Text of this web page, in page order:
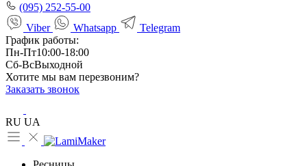
(095) 252-55-00
Viber
Whatsapp
Telegram
График работы:
Пн-Пт10:00-18:00
Сб-ВсВыходной
Хотите мы вам перезвоним?
Заказать звонок
RU UA